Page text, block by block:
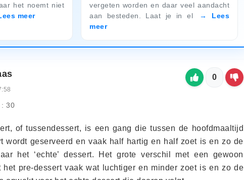
het noemt niet
meer
vergeten worden en daar veel aandacht
aan besteden. Laat je in el
Lees
meer
: 30
0
of tussendessert, is een gang die tussen de hoofdmaaltijd
wordt geserveerd en vaak half hartig en half zoet is en zo de
het ‘echte’ dessert. Het grote verschil met een gewoon
het pre-dessert vaak wat luchtiger en minder zoet is en zo de